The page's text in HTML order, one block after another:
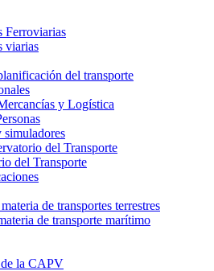
Ferroviarias
viarias
del transporte
y Logística
simuladores
del Transporte
del Transporte
de transportes terrestres
de transporte marítimo
la CAPV